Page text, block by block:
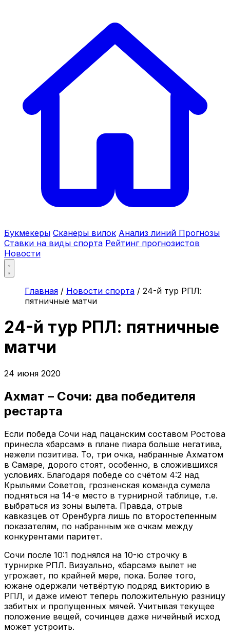
Букмекеры Сканеры вилок Анализ линий Прогнозы
Ставки на виды спорта Рейтинг прогнозистов
Новости
Главная / Новости спорта / 24-й тур РПЛ:
пятничные матчи
24-й тур РПЛ: пятничные
матчи
24 июня 2020
Ахмат – Сочи: два победителя
рестарта
Если победа Сочи над пацанским составом Ростова
принесла «барсам» в плане пиара больше негатива,
нежели позитива. То, три очка, набранные Ахматом
в Самаре, дорого стоят, особенно, в сложившихся
условиях. Благодаря победе со счётом 4:2 над
Крыльями Советов, грозненская команда сумела
подняться на 14-е место в турнирной таблице, т.е.
выбраться из зоны вылета. Правда, отрыв
кавказцев от Оренбурга лишь по второстепенным
показателям, по набранным же очкам между
конкурентами паритет.
Сочи после 10:1 поднялся на 10-ю строчку в
турнирке РПЛ. Визуально, «барсам» вылет не
угрожает, по крайней мере, пока. Более того,
южане одержали четвёртую подряд викторию в
РПЛ, и даже имеют теперь положительную разницу
забитых и пропущенных мячей. Учитывая текущее
положение вещей, сочинцев даже ничейный исход
может устроить.